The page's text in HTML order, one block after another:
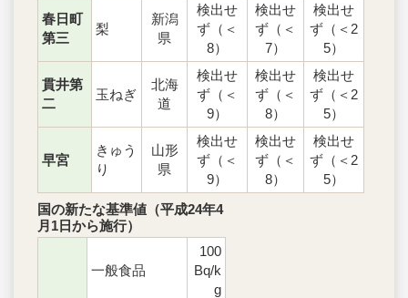
春日町
第三
梨
新潟
県
検出せ
ず（＜
8）
検出せ
ず（＜
7）
検出せ
ず（＜2
5）
貫井第
二
玉ねぎ
北海
道
検出せ
ず（＜
9）
検出せ
ず（＜
8）
検出せ
ず（＜2
5）
早宮
きゅう
り
山形
県
検出せ
ず（＜
9）
検出せ
ず（＜
8）
検出せ
ず（＜2
5）
国の新たな基準値（平成24年4
月1日から施行）
一般食品
100
Bq/k
g